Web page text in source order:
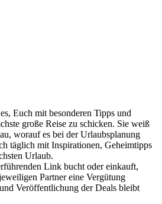
Euch mit besonderen Tipps und
große Reise zu schicken. Sie weiß
worauf es bei der Urlaubsplanung
täglich mit Inspirationen, Geheimtipps
Urlaub.
Link bucht oder einkauft,
Partner eine Vergütung
Veröffentlichung der Deals bleibt